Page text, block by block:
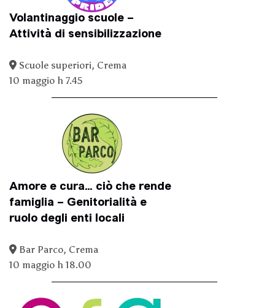
Volantinaggio scuole –
Attività di sensibilizzazione
Scuole superiori, Crema
10 maggio h 7.45
Amore e cura… ciò che rende
famiglia – Genitorialità e
ruolo degli enti locali
Bar Parco, Crema
10 maggio h 18.00